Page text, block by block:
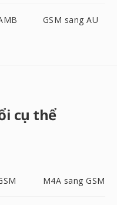
GSM sang AU
cụ thể
M4A sang GSM